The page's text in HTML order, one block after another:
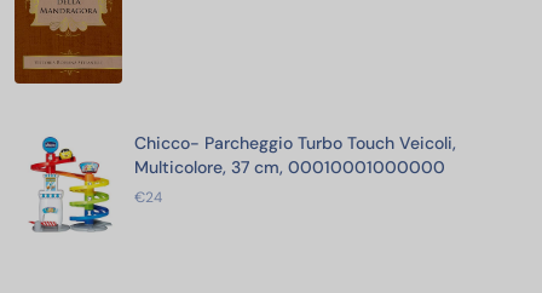
Chicco- Parcheggio Turbo Touch Veicoli,
Multicolore, 37 cm, 00010001000000
€24